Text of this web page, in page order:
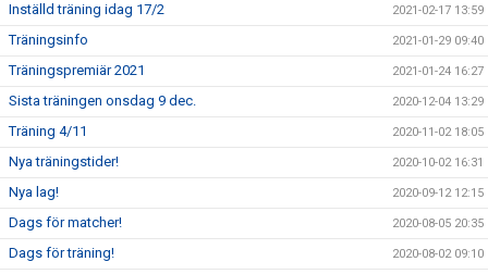
Inställd träning idag 17/2 2021-02-17 13:59
Träningsinfo 2021-01-29 09:40
Träningspremiär 2021 2021-01-24 16:27
Sista träningen onsdag 9 dec. 2020-12-04 13:29
Träning 4/11 2020-11-02 18:05
Nya träningstider! 2020-10-02 16:31
Nya lag! 2020-09-12 12:15
Dags för matcher! 2020-08-05 20:35
Dags för träning! 2020-08-02 09:10